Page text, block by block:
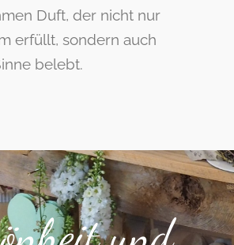
Duft, der nicht nur
erfüllt, sondern auch
belebt.